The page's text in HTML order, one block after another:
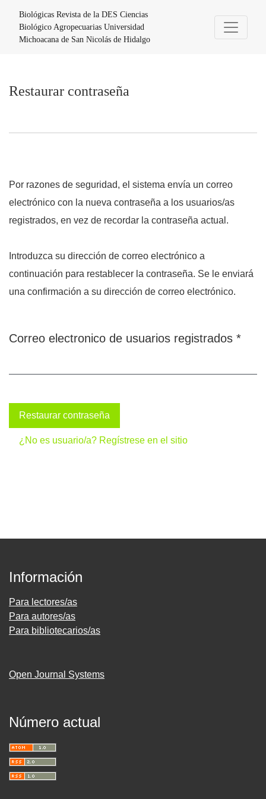
Biológicas Revista de la DES Ciencias
Biológico Agropecuarias Universidad
Michoacana de San Nicolás de Hidalgo
Restaurar contraseña
Por razones de seguridad, el sistema envía un correo
electrónico con la nueva contraseña a los usuarios/as
registrados, en vez de recordar la contraseña actual.
Introduzca su dirección de correo electrónico a
continuación para restablecer la contraseña. Se le enviará
una confirmación a su dirección de correo electrónico.
Correo electronico de usuarios registrados *
Restaurar contraseña
¿No es usuario/a? Regístrese en el sitio
Información
Para lectores/as
Para autores/as
Para bibliotecarios/as
Open Journal Systems
Número actual